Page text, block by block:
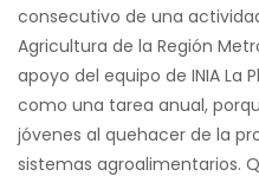
consecutivo de una
Agricultura de la Región
apoyo del equipo de INIA La
como una tarea anual,
jóvenes al quehacer de la
sistemas agroalimentarios.